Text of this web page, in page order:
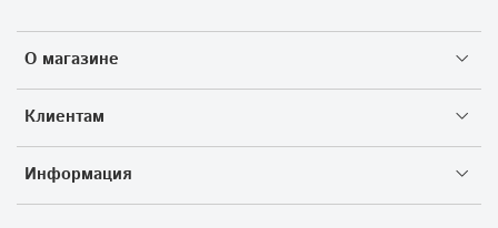
О магазине
Клиентам
Информация